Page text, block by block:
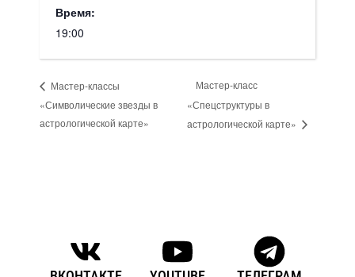
Время:
19:00
Мастер-классы
«Символические звезды в
астрологической карте»
Мастер-класс
«Спецструктуры в
астрологической карте»